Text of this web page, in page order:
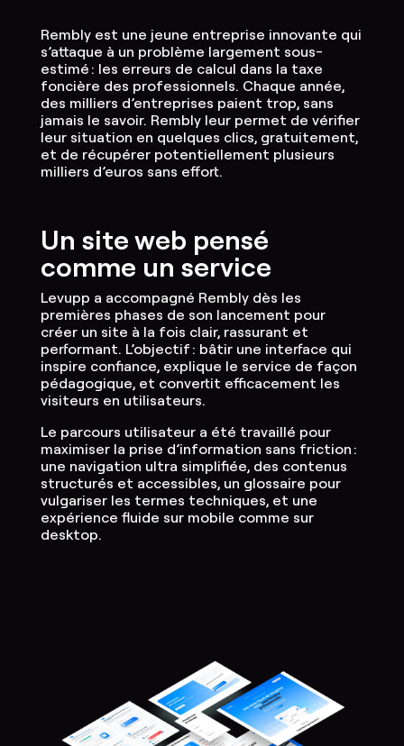
Rembly est une jeune entreprise innovante qui
s’attaque à un problème largement sous-
estimé : les erreurs de calcul dans la taxe
foncière des professionnels. Chaque année,
des milliers d’entreprises paient trop, sans
jamais le savoir. Rembly leur permet de vérifier
leur situation en quelques clics, gratuitement,
et de récupérer potentiellement plusieurs
milliers d’euros sans effort.
Un site web pensé
comme un service
Levupp a accompagné Rembly dès les
premières phases de son lancement pour
créer un site à la fois clair, rassurant et
performant. L’objectif : bâtir une interface qui
inspire confiance, explique le service de façon
pédagogique, et convertit efficacement les
visiteurs en utilisateurs.
Le parcours utilisateur a été travaillé pour
maximiser la prise d’information sans friction :
une navigation ultra simplifiée, des contenus
structurés et accessibles, un glossaire pour
vulgariser les termes techniques, et une
expérience fluide sur mobile comme sur
desktop.